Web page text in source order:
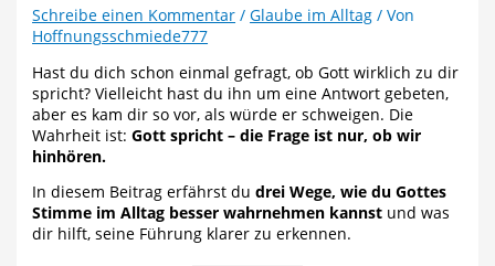
Schreibe einen Kommentar /Glaube im Alltag / Von
Hoffnungsschmiede777
Hast du dich schon einmal gefragt, ob Gott wirklich zu dir
spricht? Vielleicht hast du ihn um eine Antwort gebeten,
aber es kam dir so vor, als würde er schweigen. Die
Wahrheit ist:Gott spricht – die Frage ist nur, ob wir
hinhören.
In diesem Beitrag erfährst dudrei Wege, wie du Gottes
Stimme im Alltag besser wahrnehmen kannst und was
dir hilft, seine Führung klarer zu erkennen.